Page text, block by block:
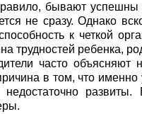
бывают успешны
не сразу. Однако
к четкой
ребенка,
часто объясняют
в том, что
развиты.